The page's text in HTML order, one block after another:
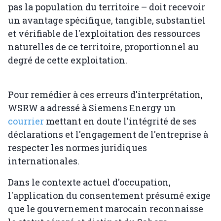
pas la population du territoire – doit recevoir
un avantage spécifique, tangible, substantiel
et vérifiable de l'exploitation des ressources
naturelles de ce territoire, proportionnel au
degré de cette exploitation.
Pour remédier à ces erreurs d'interprétation,
WSRW a adressé à Siemens Energy un
courrier mettant en doute l'intégrité de ses
déclarations et l'engagement de l'entreprise à
respecter les normes juridiques
internationales.
Dans le contexte actuel d'occupation,
l'application du consentement présumé exige
que le gouvernement marocain reconnaisse